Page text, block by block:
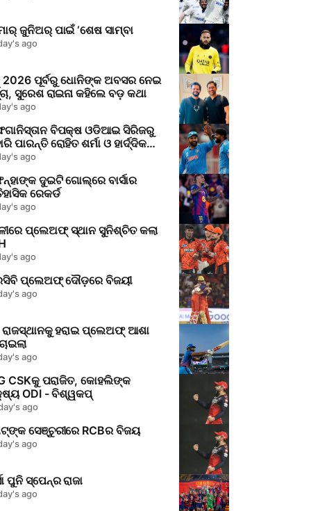
ଜୁନିଅର୍ ପାଇଁ ‘ଶେଷ ସାମ୍ବା
ago
2026 ପୂର୍ବରୁ ଧୋନିଙ୍କ ଅବସର ନେଇ
ସୁରେଶ ରାଇନା କହିଲେ ବଡ଼ କଥା
ago
ବିପକ୍ଷ ଓଡିଆଇ ସିରିଜରୁ
ପାରନ୍ତି ରୋହିତ ଶର୍ମା ଓ ହାର୍ଦ୍ଦିକ
ago
ଦୁଇଟି ଗୋଲ୍‌ରେ ବାର୍ସାର
ଐତିହାସିକ ରେକର୍ଡ
ago
ପ୍ଲେଅଫ୍ ସ୍ଥାନ ସୁନିଶ୍ଚିତ କଲା
ago
ପ୍ଲେଅଫ୍ ଦୌଡ଼ରେ ବିଜୟୀ
ago
ହରାଇ ପ୍ଲେଅଫ୍ ଆଶା
ago
CSKକୁ ପରାଜିତ, କୋହଲିଙ୍କ
ODI - ବିଶ୍ୱକପ୍
ago
ବିରାଟ୍‌ଙ୍କ ସେଞ୍ଚୁରୀରେ RCBର ବିଜୟ
ago
ପୁନି ସ୍ପେନ୍‌ର ରାଜା
ago